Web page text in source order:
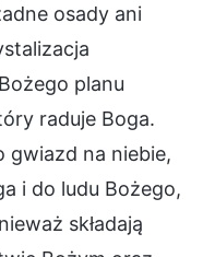
osady ani
planu
raduje Boga.
gwiazd na niebie,
i do ludu Bożego,
składają